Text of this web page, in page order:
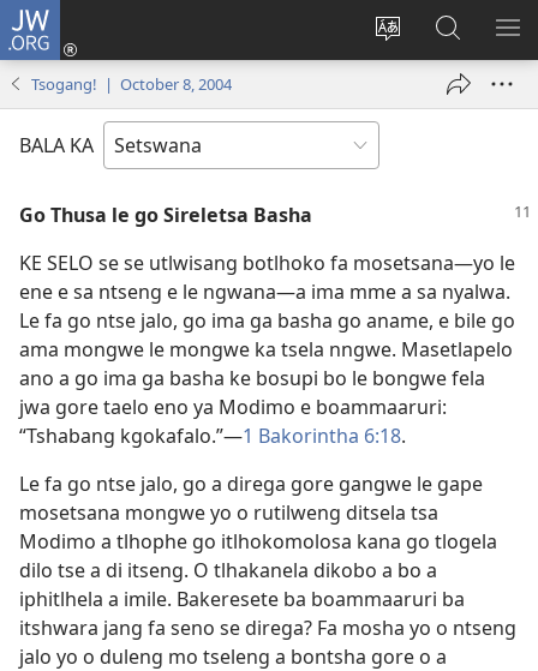
JW.ORG
Fetola
Tsena
e
Senka
JW.ORG/
Tsogang! | October 8, 2004
BALA KA
Go Thusa le go Sireletsa Basha
KE SELO se se utlwisang botlhoko fa mosetsana—yo le
ene e sa ntseng e le ngwana—a ima mme a sa nyalwa.
Le fa go ntse jalo, go ima ga basha go aname, e bile go
ama mongwe le mongwe ka tsela nngwe. Masetlapelo
ano a go ima ga basha ke bosupi bo le bongwe fela
jwa gore taelo eno ya Modimo e boammaaruri:
“Tshabang kgokafalo.”—1 Bakorintha 6:18.
Le fa go ntse jalo, go a direga gore gangwe le gape
mosetsana mongwe yo o rutilweng ditsela tsa
Modimo a tlhophe go itlhokomolosa kana go tlogela
dilo tse a di itseng. O tlhakanela dikobo a bo a
iphitlhela a imile. Bakeresete ba boammaaruri ba
itshwara jang fa seno se direga? Fa mosha yo o ntseng
jalo yo o duleng mo tseleng a bontsha gore o a